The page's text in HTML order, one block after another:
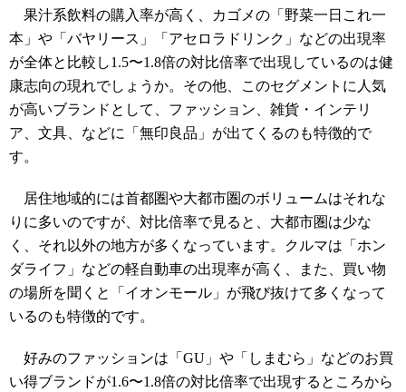
果汁系飲料の購入率が高く、カゴメの「野菜一日これ一
本」や「バヤリース」「アセロラドリンク」などの出現率
が全体と比較し1.5〜1.8倍の対比倍率で出現しているのは健
康志向の現れでしょうか。その他、このセグメントに人気
が高いブランドとして、ファッション、雑貨・インテリ
ア、文具、などに「無印良品」が出てくるのも特徴的で
す。
居住地域的には首都圏や大都市圏のボリュームはそれな
りに多いのですが、対比倍率で見ると、大都市圏は少な
く、それ以外の地方が多くなっています。クルマは「ホン
ダライフ」などの軽自動車の出現率が高く、また、買い物
の場所を聞くと「イオンモール」が飛び抜けて多くなって
いるのも特徴的です。
好みのファッションは「GU」や「しまむら」などのお買
い得ブランドが1.6〜1.8倍の対比倍率で出現するところから